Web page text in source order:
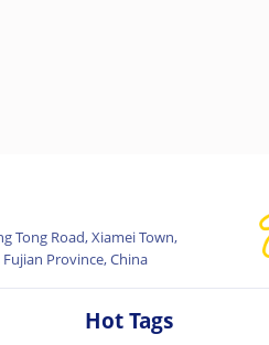
Tong Road, Xiamei Town,
Province, China
Hot Tags